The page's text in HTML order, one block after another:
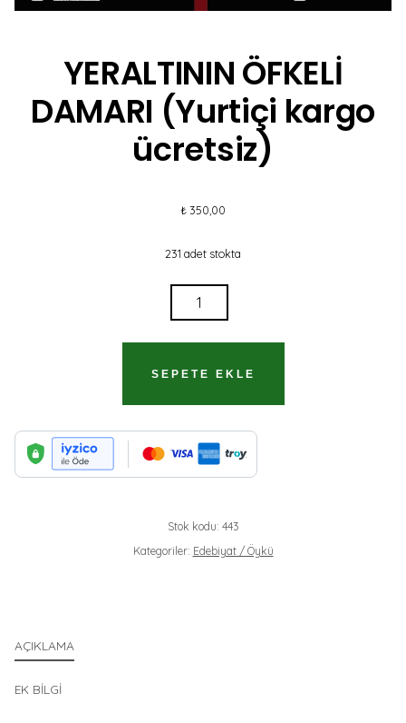
YERALTININ ÖFKELİ
DAMARI (Yurtiçi kargo
ücretsiz)
₺ 350,00
231 adet stokta
ADET
SEPETE EKLE
Stok kodu: 443
Kategoriler: Edebiyat / Öykü
AÇIKLAMA
EK BILGI